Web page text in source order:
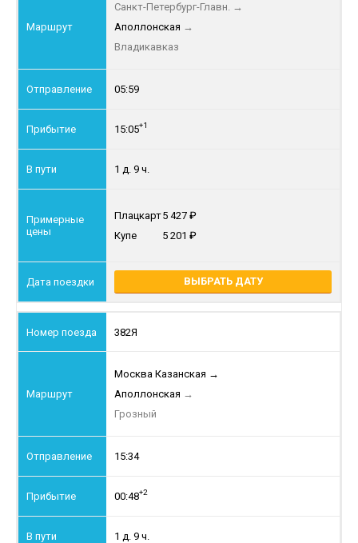
Санкт-Петербург-Главн. →
Аполлонская →
Владикавказ
05:59
15:05+1
1 д. 9 ч.
Плацкарт5 427
Купе
5 201
ВЫБРАТЬ ДАТУ
382Я
Москва Казанская →
Аполлонская →
Грозный
15:34
00:48+2
1 д. 9 ч.